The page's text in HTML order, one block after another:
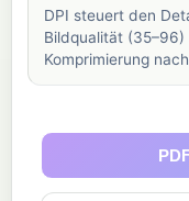
DPI steuert den
Bildqualität (35–96)
Komprimierung